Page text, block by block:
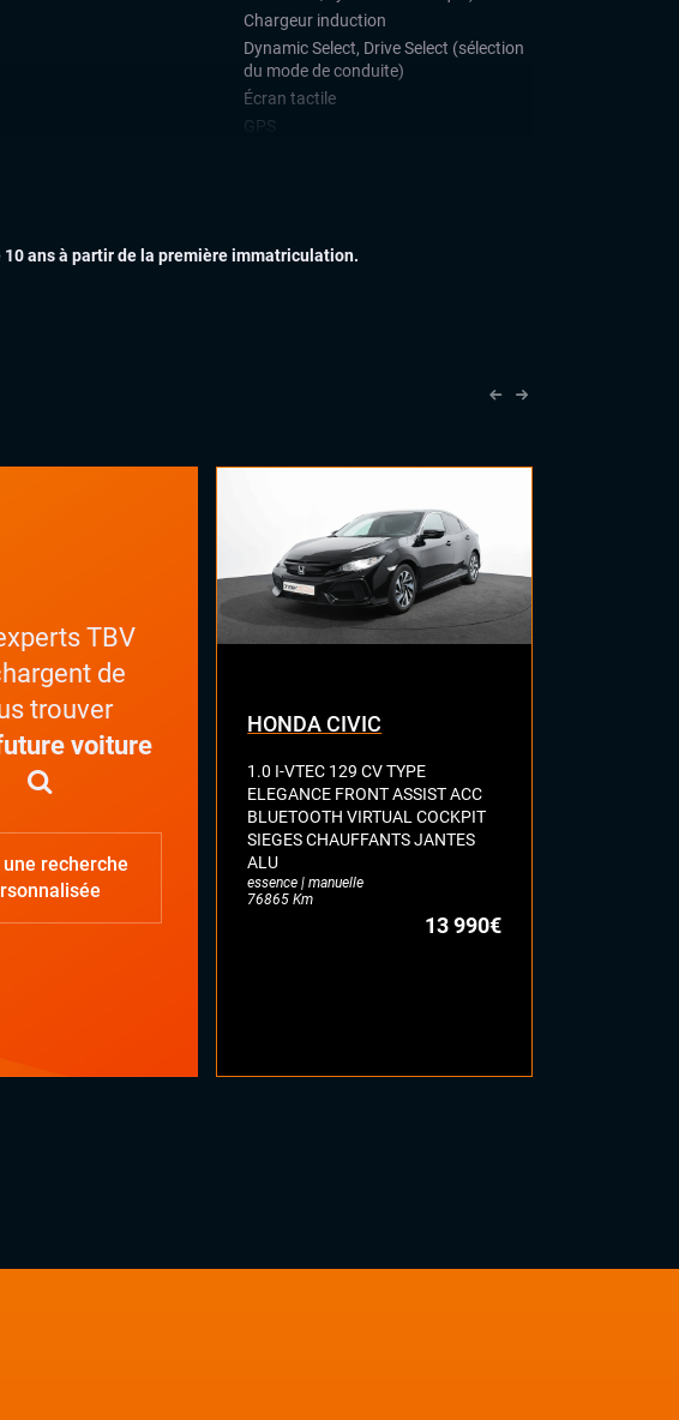
Chargeur induction
Dynamic Select, Drive Select (sélection
du mode de conduite)
Écran tactile
GPS
Sellerie Cuir Alcantara
Volant cuir
ans à partir de la première immatriculation.
TBV
de
trouver
voiture
recherche
HONDA CIVIC
1.0 I-VTEC 129 CV TYPE
ELEGANCE FRONT ASSIST ACC
BLUETOOTH VIRTUAL COCKPIT
SIEGES CHAUFFANTS JANTES
ALU
essence | manuelle
76865 Km
13 990€